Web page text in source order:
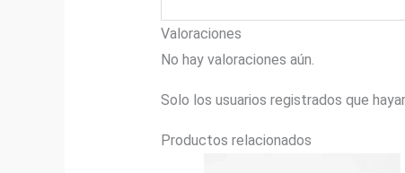
Valoraciones
No hay valoraciones aún.
Solo los usuarios registrados que
Productos relacionados